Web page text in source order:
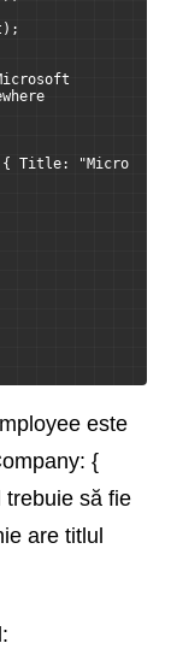
{ Title: "Micro
este
{
trebuie să fie
are titlul